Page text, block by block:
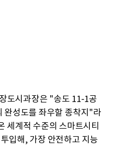
도시과장은 "송도 11-1공
완성도를 좌우할 종착지"라
세계적 수준의 스마트시티
입해, 가장 안전하고 지능